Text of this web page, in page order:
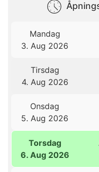
Mandag
3. Aug 2026
Tirsdag
4. Aug 2026
Onsdag
5. Aug 2026
Torsdag
6. Aug 2026